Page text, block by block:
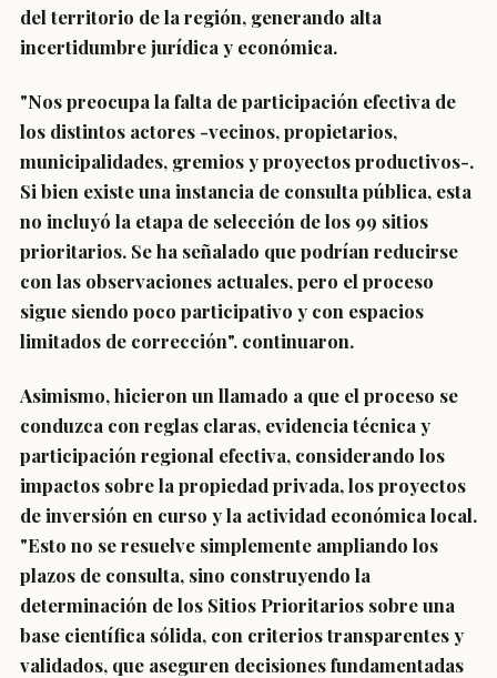
del territorio de la región, generando alta
incertidumbre jurídica y económica.
"Nos preocupa la falta de participación efectiva de
los distintos actores -vecinos, propietarios,
municipalidades, gremios y proyectos productivos-.
Si bien existe una instancia de consulta pública, esta
no incluyó la etapa de selección de los 99 sitios
prioritarios. Se ha señalado que podrían reducirse
con las observaciones actuales, pero el proceso
sigue siendo poco participativo y con espacios
limitados de corrección". continuaron.
Asimismo, hicieron un llamado a que el proceso se
conduzca con reglas claras, evidencia técnica y
participación regional efectiva, considerando los
impactos sobre la propiedad privada, los proyectos
de inversión en curso y la actividad económica local.
"Esto no se resuelve simplemente ampliando los
plazos de consulta, sino construyendo la
determinación de los Sitios Prioritarios sobre una
base científica sólida, con criterios transparentes y
validados, que aseguren decisiones fundamentadas